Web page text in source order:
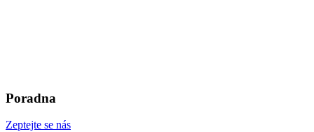
Poradna
Zeptejte se nás